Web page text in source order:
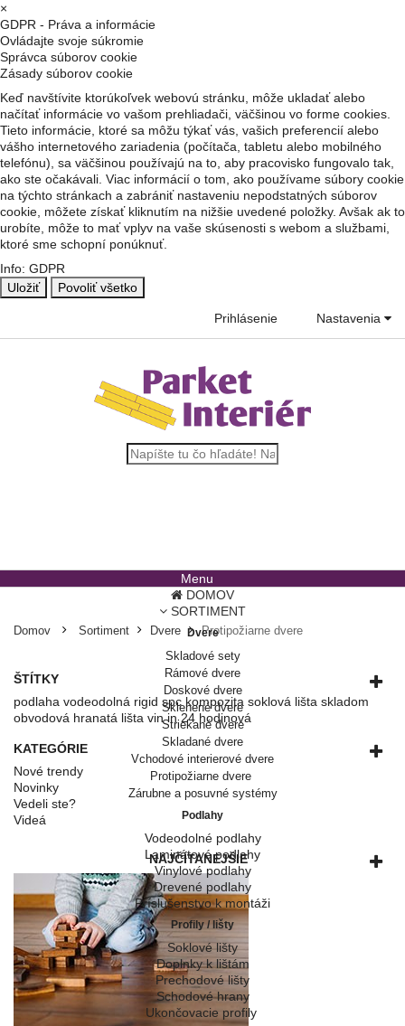
×
GDPR - Práva a informácie
Ovládajte svoje súkromie
Správca súborov cookie
Zásady súborov cookie
Keď navštívite ktorúkoľvek webovú stránku, môže ukladať alebo
načítať informácie vo vašom prehliadači, väčšinou vo forme cookies.
Tieto informácie, ktoré sa môžu týkať vás, vašich preferencií alebo
vášho internetového zariadenia (počítača, tabletu alebo mobilného
telefónu), sa väčšinou používajú na to, aby pracovisko fungovalo tak,
ako ste očakávali. Viac informácií o tom, ako používame súbory cookie
na týchto stránkach a zabrániť nastaveniu nepodstatných súborov
cookie, môžete získať kliknutím na nižšie uvedené položky. Avšak ak to
urobíte, môže to mať vplyv na vaše skúsenosti s webom a službami,
ktoré sme schopní ponúknuť.
Info: GDPR
Uložiť
Povoliť všetko
Nastavenia
Prihlásenie
Menu
DOMOV
SORTIMENT
Dvere
Skladové sety
Rámové dvere
Doskové dvere
Sklenené dvere
Striekané dvere
Skladané dvere
Vchodové interierové dvere
Protipožiarne dvere
Zárubne a posuvné systémy
Podlahy
Vodeodolné podlahy
Laminátové podlahy
Vinylové podlahy
Drevené podlahy
Príslušenstvo k montáži
Profily / lišty
Soklové lišty
Doplnky k lištám
Prechodové lišty
Schodové hrany
Ukončovacie profily
Domov Sortiment Dvere Protipožiarne dvere
ŠTÍTKY
podlaha vodeodolná rigid spc kompozita soklová lišta skladom
obvodová hranatá lišta vin in24 hodinová
KATEGÓRIE
Nové trendy
Novinky
Vedeli ste?
Videá
NAJČÍTANEJŠIE